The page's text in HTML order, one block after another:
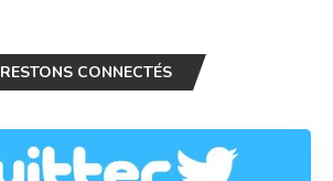
RESTONS CONNECTÉS